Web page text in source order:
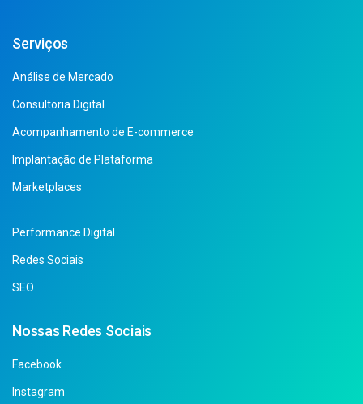
Serviços
Análise de Mercado
Consultoria Digital
Acompanhamento de E-commerce
Implantação de Plataforma
Marketplaces
Performance Digital
Redes Sociais
SEO
Nossas Redes Sociais
Facebook
Instagram